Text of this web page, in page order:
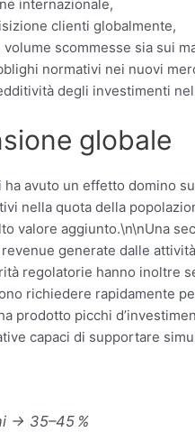
internazionale,
clienti globalmente,
scommesse sia sui
normativi nei nuovi
degli investimenti
globale
avuto un effetto domino
nella quota della
valore aggiunto.\n\nUna
generate dalle
regolatorie hanno inoltre
richiedere rapidamente
prodotto picchi
capaci di supportare
→ 35–45 %